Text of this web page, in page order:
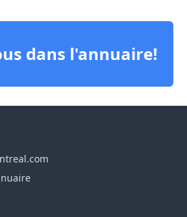
dans l'annuaire!